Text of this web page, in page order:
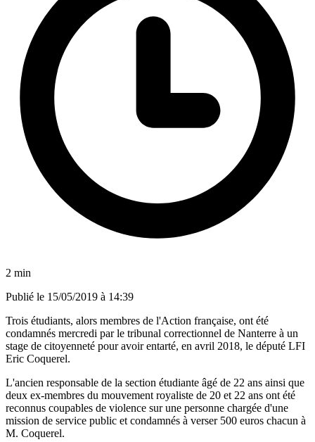
2 min
Publié le 15/05/2019 à 14:39
Trois étudiants, alors membres de l'Action française, ont été
condamnés mercredi par le tribunal correctionnel de Nanterre à un
stage de citoyenneté pour avoir entarté, en avril 2018, le député LFI
Eric Coquerel.
L'ancien responsable de la section étudiante âgé de 22 ans ainsi que
deux ex-membres du mouvement royaliste de 20 et 22 ans ont été
reconnus coupables de violence sur une personne chargée d'une
mission de service public et condamnés à verser 500 euros chacun à
M. Coquerel.